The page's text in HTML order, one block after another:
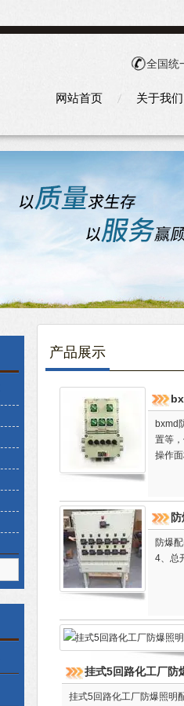
全国统
网站首页 关于我们
产品展示
bxmd
置等
操作
防爆
4、总
挂式5回路化工厂防
挂式5回路化工厂防爆照明